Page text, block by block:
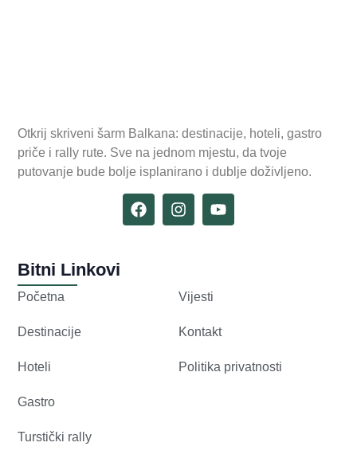
Otkrij skriveni šarm Balkana: destinacije, hoteli, gastro
priče i rally rute. Sve na jednom mjestu, da tvoje
putovanje bude bolje isplanirano i dublje doživljeno.
Bitni Linkovi
Početna
Destinacije
Hoteli
Gastro
Turstički rally
Vijesti
Kontakt
Politika privatnosti